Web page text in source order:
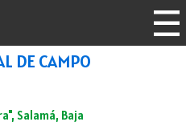
DE CAMPO
Salamá, Baja